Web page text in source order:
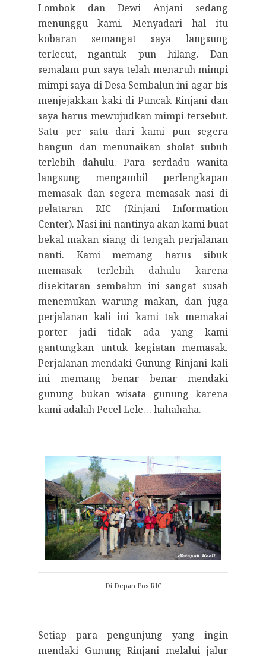
Lombok dan Dewi Anjani sedang
menunggu kami. Menyadari hal itu
kobaran semangat saya langsung
terlecut, ngantuk pun hilang. Dan
semalam pun saya telah menaruh mimpi
mimpi saya di Desa Sembalun ini agar bis
menjejakkan kaki di Puncak Rinjani dan
saya harus mewujudkan mimpi tersebut.
Satu per satu dari kami pun segera
bangun dan menunaikan sholat subuh
terlebih dahulu. Para serdadu wanita
langsung mengambil perlengkapan
memasak dan segera memasak nasi di
pelataran RIC (Rinjani Information
Center). Nasi ini nantinya akan kami buat
bekal makan siang di tengah perjalanan
nanti. Kami memang harus sibuk
memasak terlebih dahulu karena
disekitaran sembalun ini sangat susah
menemukan warung makan, dan juga
perjalanan kali ini kami tak memakai
porter jadi tidak ada yang kami
gantungkan untuk kegiatan memasak.
Perjalanan mendaki Gunung Rinjani kali
ini memang benar benar mendaki
gunung bukan wisata gunung karena
kami adalah Pecel Lele… hahahaha.
Di Depan Pos RIC
Setiap para pengunjung yang ingin
mendaki Gunung Rinjani melalui jalur